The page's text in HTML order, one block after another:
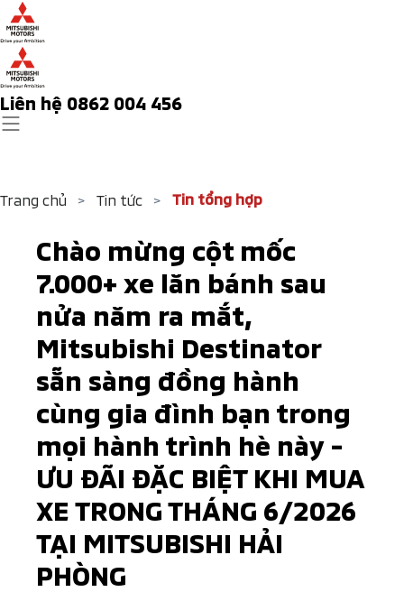
Liên hệ 0862 004 456
Trang chủ > Tin tức > Tin tổng hợp
Chào mừng cột mốc
7.000+ xe lăn bánh sau
nửa năm ra mắt,
Mitsubishi Destinator
sẵn sàng đồng hành
cùng gia đình bạn trong
mọi hành trình hè này -
ƯU ĐÃI ĐẶC BIỆT KHI MUA
XE TRONG THÁNG 6/2026
TẠI MITSUBISHI HẢI
PHÒNG